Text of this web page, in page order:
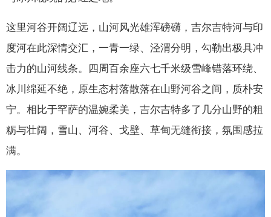
这里河谷开阔辽远，山河风光雄浑磅礴，吉尔吉特河与印
度河在此深情交汇，一青一绿、泾渭分明，勾勒出极具冲
击力的山河线条。四周百余座六七千米级雪峰错落环绕、
冰川绵延不绝，原生态村落散落在山野河谷之间，质朴安
宁。相比于罕萨的温婉柔美，吉尔吉特多了几分山野的粗
粝与壮阔，雪山、河谷、戈壁、草甸无缝衔接，氛围感拉
满。